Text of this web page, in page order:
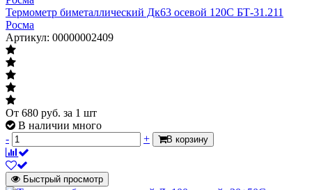
Термометр биметаллический Дк63 осевой 120С БТ-31.211
Росма
Артикул: 00000002409
От 680 руб. за 1 шт
В наличии много
-
+ В корзину
Быстрый просмотр